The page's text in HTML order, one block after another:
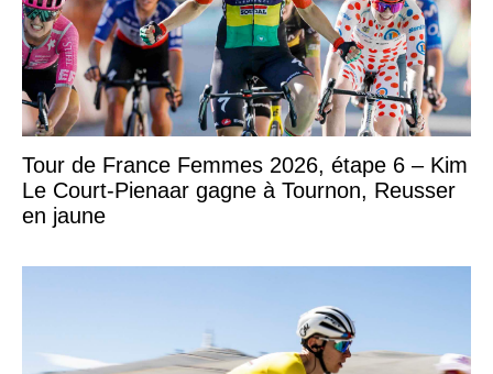
Tour de France Femmes 2026, étape 6 – Kim
Le Court-Pienaar gagne à Tournon, Reusser
en jaune